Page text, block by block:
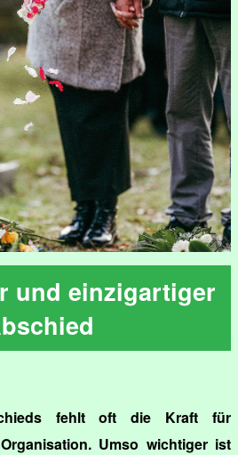
und einzigartiger
fehlt oft die Kraft für
Umso wichtiger ist